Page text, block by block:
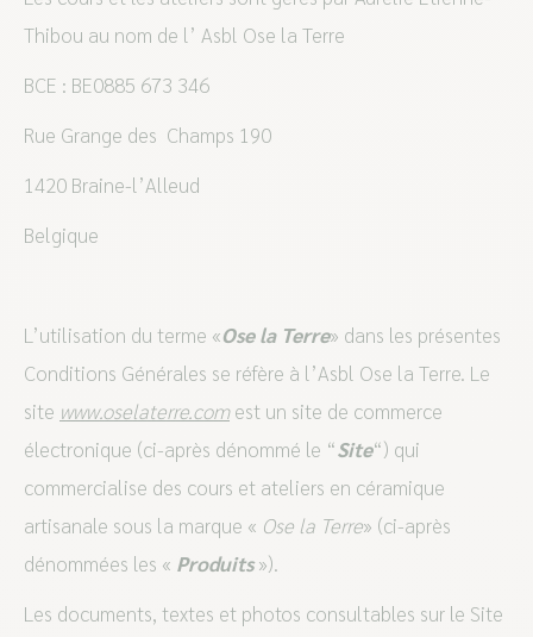
Thibou au nom de l’ Asbl Ose la Terre
BCE : BE0885 673 346
Rue Grange des Champs 190
1420 Braine-l’Alleud
Belgique
L’utilisation du terme «Ose la Terre» dans les présentes
Conditions Générales se réfère à l’Asbl Ose la Terre. Le
site www.oselaterre.comest un site de commerce
électronique (ci-après dénommé le “Site“) qui
commercialise des cours et ateliers en céramique
artisanale sous la marque « Ose la Terre» (ci-après
dénommées les « Produits»).
Les documents, textes et photos consultables sur le Site